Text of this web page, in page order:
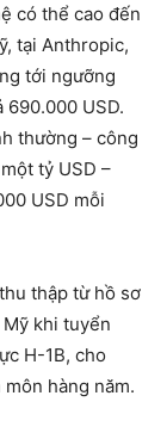
có thể cao đến
tại Anthropic,
tới ngưỡng
690.000 USD.
thường – công
tỷ USD –
USD mỗi
thu thập từ hồ sơ
khi tuyển
H-1B, cho
hàng năm.